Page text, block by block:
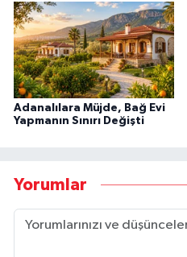
Adanalılara Müjde, Bağ Evi
Yapmanın Sınırı Değişti
Yorumlar